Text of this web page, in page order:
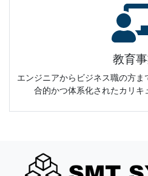
教育
エンジニアからビジネス職の方
合的かつ体系化されたカリキ